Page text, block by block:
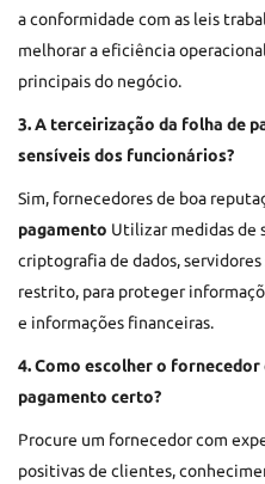
a conformidade com as leis
melhorar a eficiência
principais do negócio.
3. A terceirização da folha de
sensíveis dos funcionários?
Sim, fornecedores de boa
pagamento Utilizar medidas de
criptografia de dados,
restrito, para proteger
e informações financeiras.
4. Como escolher o
pagamento certo?
Procure um fornecedor com
positivas de clientes,